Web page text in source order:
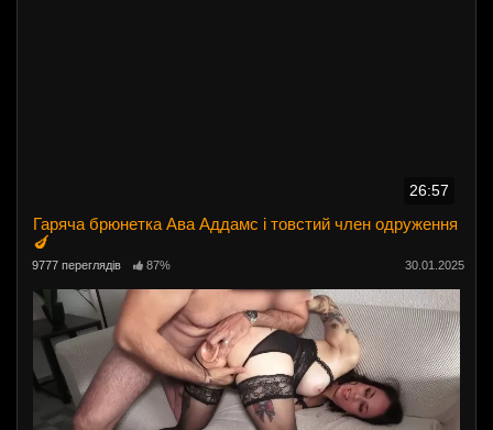
26:57
Гаряча брюнетка Ава Аддамс і товстий член одруження
🍆
9777 переглядів 87% 30.01.2025